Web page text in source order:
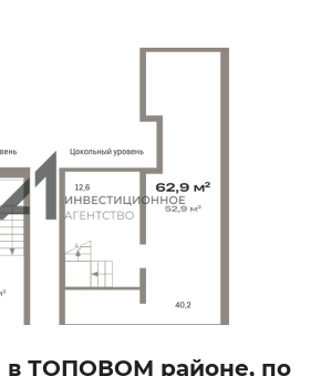
ТОПОВОМ районе, по